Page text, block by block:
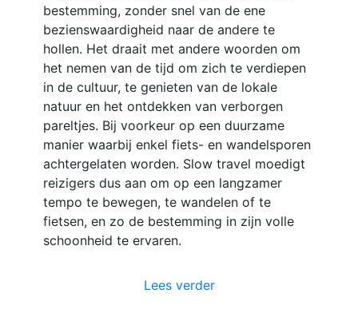
bestemming, zonder snel van de ene
bezienswaardigheid naar de andere te
hollen. Het draait met andere woorden om
het nemen van de tijd om zich te verdiepen
in de cultuur, te genieten van de lokale
natuur en het ontdekken van verborgen
pareltjes. Bij voorkeur op een duurzame
manier waarbij enkel fiets- en wandelsporen
achtergelaten worden. Slow travel moedigt
reizigers dus aan om op een langzamer
tempo te bewegen, te wandelen of te
fietsen, en zo de bestemming in zijn volle
schoonheid te ervaren.
Lees verder